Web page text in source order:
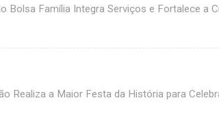
Bolsa Família Integra Serviços e Fortalece a
Realiza a Maior Festa da História para